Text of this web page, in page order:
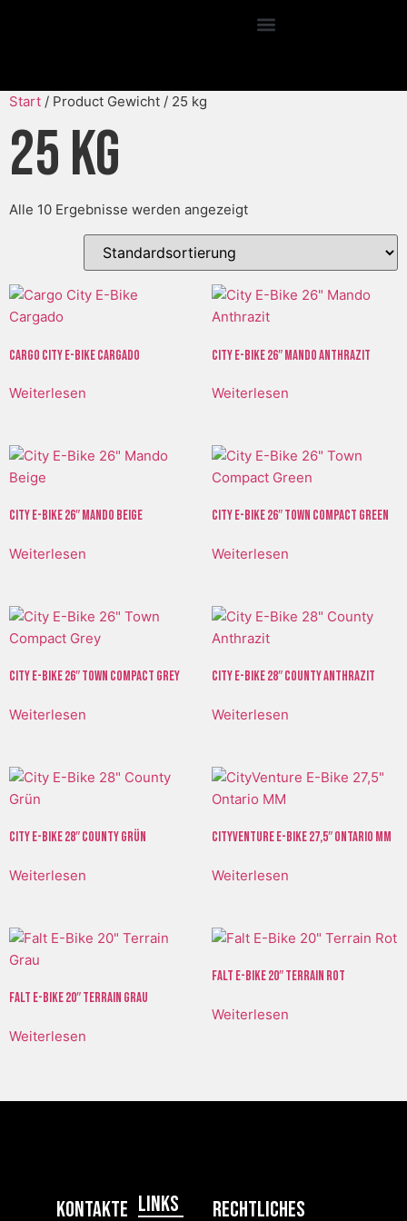
Start / Product Gewicht / 25 kg
25 kg
Alle 10 Ergebnisse werden angezeigt
Cargo City E-Bike Cargado
Weiterlesen
City E-Bike 26″ Mando Anthrazit
Weiterlesen
City E-Bike 26″ Mando Beige
Weiterlesen
City E-Bike 26″ Town Compact Green
Weiterlesen
City E-Bike 26″ Town Compact Grey
Weiterlesen
City E-Bike 28″ County Anthrazit
Weiterlesen
City E-Bike 28″ County Grün
Weiterlesen
CityVenture E-Bike 27,5″ Ontario MM
Weiterlesen
Falt E-Bike 20″ Terrain Grau
Weiterlesen
Falt E-Bike 20″ Terrain Rot
Weiterlesen
Kontakte Links RECHTLICHES